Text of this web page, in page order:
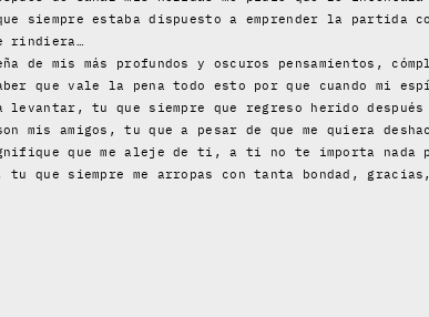
siempre estaba dispuesto a emprender la partida
rindiera…
mis más profundos y oscuros pensamientos,
que vale la pena todo esto por que cuando mi
levantar, tu que siempre que regreso herido
mis amigos, tu que a pesar de que me quiera
que me aleje de ti, a ti no te importa nada
que siempre me arropas con tanta bondad,